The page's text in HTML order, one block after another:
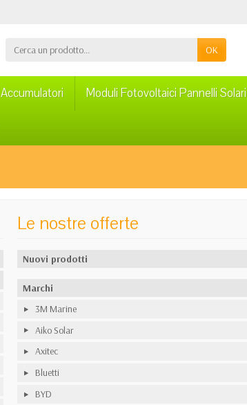
OK
Accumulatori Moduli Fotovoltaici Pannelli Solari
Le nostre offerte
Nuovi prodotti
Marchi
3M Marine
Aiko Solar
Axitec
Bluetti
BYD